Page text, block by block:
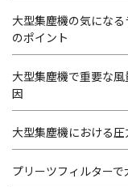
大型集塵機の気にな
のポイント
大型集塵機で重要な
因
大型集塵機における
プリーツフィルター